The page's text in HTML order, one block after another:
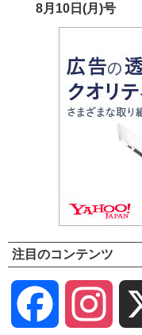
8月10日(月)号
注目のコンテンツ
Facebook